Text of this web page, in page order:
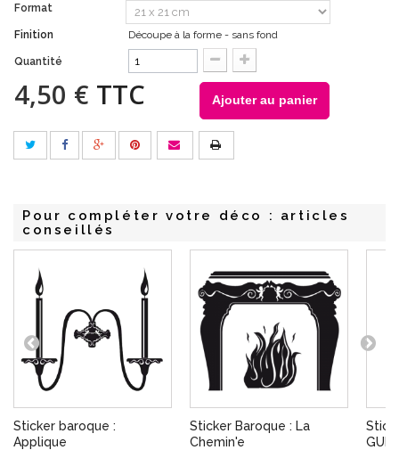
Format
Finition Découpe à la forme - sans fond
Quantité
4,50 € TTC Ajouter au panier
Pour compléter votre déco : articles
conseillés
Sticker baroque :
Applique
Sticker Baroque : La
Chemin'e